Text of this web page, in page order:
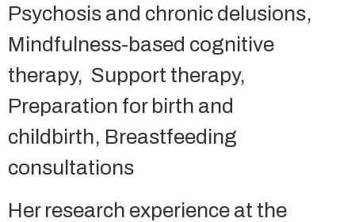
Psychosis and chronic delusions,
Mindfulness-based cognitive
therapy, Support therapy,
Preparation for birth and
childbirth, Breastfeeding
consultations
Her research experience at the